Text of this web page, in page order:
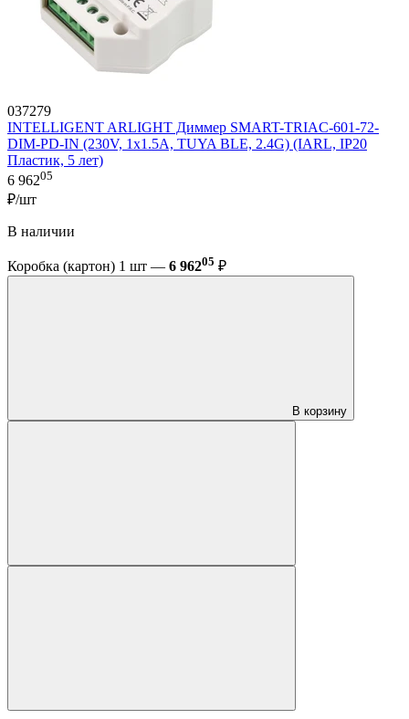
037279
INTELLIGENT ARLIGHT Диммер SMART-TRIAC-601-72-
DIM-PD-IN (230V, 1x1.5A, TUYA BLE, 2.4G) (IARL, IP20
Пластик, 5 лет)
6 96205
₽/шт
В наличии
Коробка (картон) 1 шт — 6 96205 ₽
В корзину